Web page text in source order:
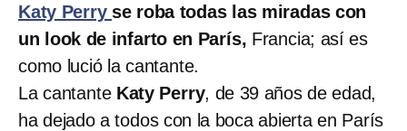
Katy Perry se roba todas las miradas con
un look de infarto en París, Francia; así es
como lució la cantante.
La cantanteKaty Perry, de 39 años de edad,
ha dejado a todos con la boca abierta en París